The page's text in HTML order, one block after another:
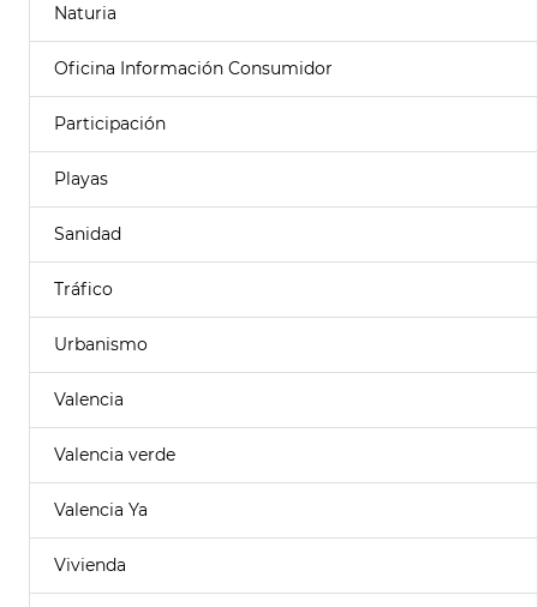
Naturia
Oficina Información Consumidor
Participación
Playas
Sanidad
Tráfico
Urbanismo
Valencia
Valencia verde
Valencia Ya
Vivienda